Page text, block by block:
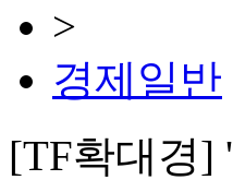
>
경제일반
[TF확대경]